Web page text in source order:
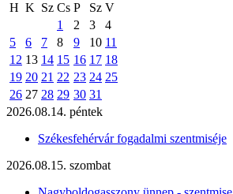
H K Sz Cs P Sz V
1
2 3
4
5
6 7 8 9 10 11
12 13 14 15 16 17 18
19 20 21 22 23 24 25
26 27 28 29 30 31
2026.08.14. péntek
Székesfehérvár fogadalmi szentmiséje
2026.08.15. szombat